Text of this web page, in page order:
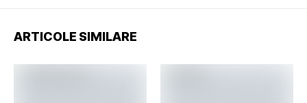
ARTICOLE SIMILARE